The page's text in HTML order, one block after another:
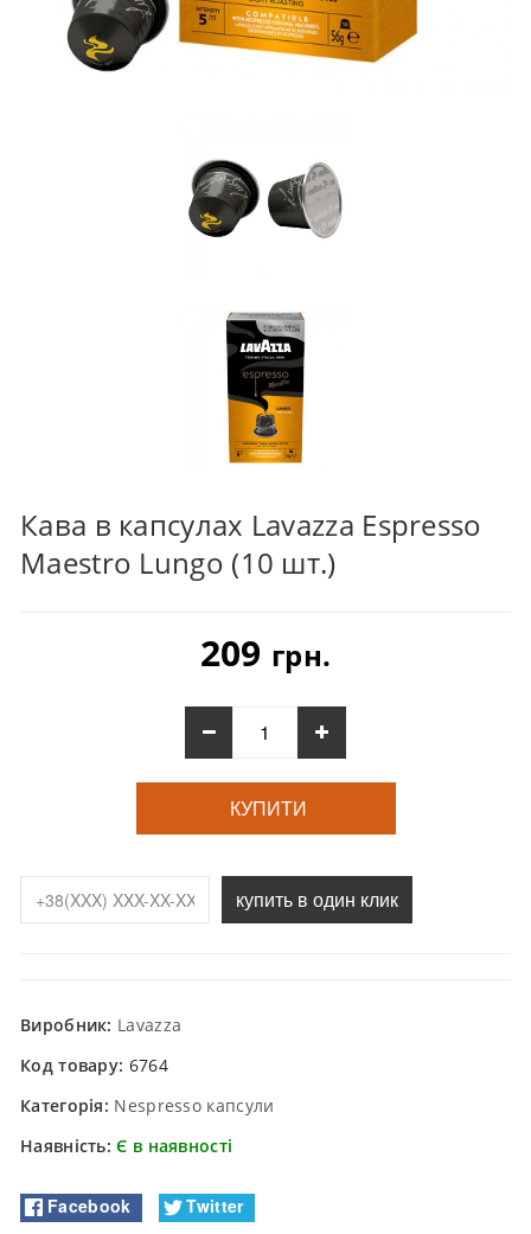
Кава в капсулах Lavazza Espresso
Maestro Lungo (10 шт.)
209 грн.
КУПИТИ
купить в один клик
Виробник: Lavazza
Код товару: 6764
Категорія: Nespresso капсули
Наявність:Є в наявності
Facebook Twitter